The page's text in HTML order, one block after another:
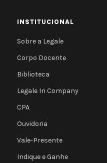
INSTITUCIONAL
Sobre a Legale
Corpo Docente
Biblioteca
Legale In Company
CPA
Ouvidoria
Vale-Presente
Indique e Ganhe